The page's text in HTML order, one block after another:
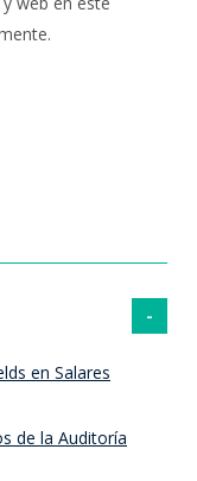
en Salares
de la Auditoría